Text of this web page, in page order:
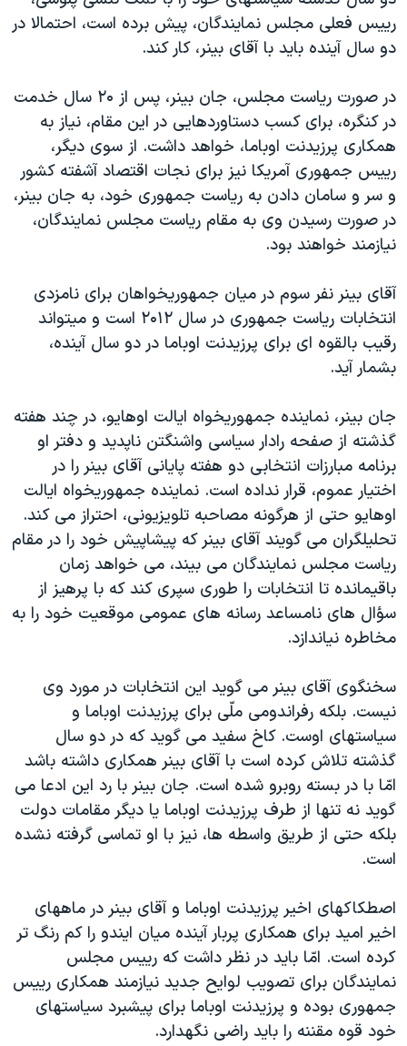
نرگس محمدی برنده جایزه نوبل صلح
صفحه‌های ویژه
سفر پرزیدنت ترامپ به چین
رييس فعلی مجلس نمايندگان، پيش برده است، احتمالا در
دو سال آينده بايد با آقای بينر، کار کند.
در صورت رياست مجلس، جان بينر، پس از ۲۰ سال خدمت
در کنگره، برای کسب دستاوردهايی در اين مقام، نياز به
همکاری پرزيدنت اوباما، خواهد داشت. از سوی ديگر،
رييس جمهوری آمريکا نيز برای نجات اقتصاد آشفته کشور
و سر و سامان دادن به رياست جمهوری خود، به جان بينر،
در صورت رسيدن وی به مقام رياست مجلس نمايندگان،
نيازمند خواهند بود.
آقای بينر نفر سوم در ميان جمهوريخواهان برای نامزدی
انتخابات رياست جمهوری در سال ۲۰۱۲ است و ميتواند
رقيب بالقوه ای برای پرزيدنت اوباما در دو سال آينده،
بشمار آيد.
جان بينر، نماينده جمهوريخواه ايالت اوهايو، در چند هفته
گذشته از صفحه رادار سياسی واشنگتن ناپديد و دفتر او
برنامه مبارزات انتخابی دو هفته پايانی آقای بينر را در
اختيار عموم، قرار نداده است. نماينده جمهوريخواه ايالت
اوهايو حتی از هرگونه مصاحبه تلويزيونی، احتراز می کند.
تحليلگران می گويند آقای بينر که پيشاپيش خود را در مقام
رياست مجلس نمايندگان می بيند، می خواهد زمان
باقيمانده تا انتخابات را طوری سپری کند که با پرهيز از
سؤال های نامساعد رسانه های عمومی موقعيت خود را به
مخاطره نياندازد.
سخنگوی آقای بينر می گويد اين انتخابات در مورد وی
نيست. بلکه رفراندومی ملّی برای پرزيدنت اوباما و
سياستهای اوست. کاخ سفيد می گويد که در دو سال
گذشته تلاش کرده است با آقای بينر همکاری داشته باشد
امّا با در بسته روبرو شده است. جان بينر با رد اين ادعا می
گويد نه تنها از طرف پرزيدنت اوباما يا ديگر مقامات دولت
بلکه حتی از طريق واسطه ها، نيز با او تماسی گرفته نشده
است.
اصطکاکهای اخير پرزيدنت اوباما و آقای بينر در ماههای
اخير اميد برای همکاری پربار آينده ميان ايندو را کم رنگ تر
کرده است. امّا بايد در نظر داشت که رييس مجلس
نمايندگان برای تصويب لوايح جديد نيازمند همکاری رييس
جمهوری بوده و پرزيدنت اوباما برای پيشبرد سياستهای
خود قوه مقننه را بايد راضی نگهدارد.